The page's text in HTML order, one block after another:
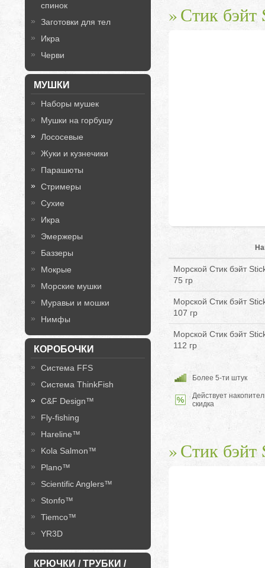
спинок
Заготовки для тел
Икра
Черви
МУШКИ
Наборы мушек
Мушки на горбушу
Лососевые
Жуки и кузнечики
Парашюты
Стримеры
Сухие
Икра
Эмержеры
Баззеры
Мокрые
Морские мушки
Муравьи и мошки
Нимфы
КОРОБОЧКИ
Система FFS
Система ThinkFish
C&F Design™
Fly-fishing
Hareline™
Kola Salmon™
Plano™
Scientific Anglers™
Stonfo™
Tiemco™
YR3D
КРЮЧКИ / ТРУБКИ /
Стик бэйт
Морской Стик бэйт
75 гр
Морской Стик бэйт
107 гр
Морской Стик бэйт
112 гр
Более 5-ти штук
Действует
скидка
Стик бэйт